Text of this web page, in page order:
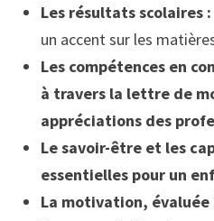
Les résultats scolaires :
un accent sur les
Les compétences en
à travers la lettre de
appréciations des
Le savoir-être et les
essentielles pour un
La motivation, évaluée